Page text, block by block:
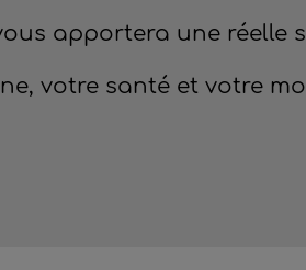
apportera une réelle
votre santé et votre